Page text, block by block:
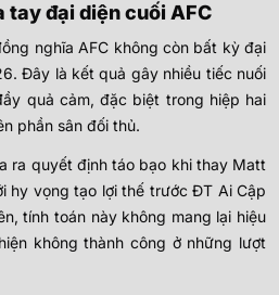
tay đại diện cuối AFC
nghĩa AFC không còn bất kỳ đại
Đây là kết quả gây nhiều tiếc nuối
quả cảm, đặc biệt trong hiệp hai
phần sân đối thủ.
ra quyết định táo bạo khi thay Matt
hy vọng tạo lợi thế trước ĐT Ai Cập
tính toán này không mang lại hiệu
không thành công ở những lượt